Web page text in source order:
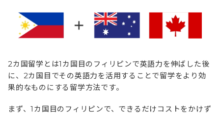
2カ国留学とは1カ国目のフィリピンで英語力を伸ばした後
に、 2カ国目でその英語力を活用することで留学をより効
果的なものにする留学方法です。
まず、1カ国目のフィリピンで、できるだけコストをかけず